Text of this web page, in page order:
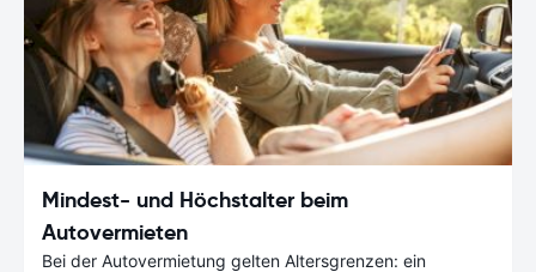
Mindest- und Höchstalter beim
Autovermieten
Bei der Autovermietung gelten Altersgrenzen: ein